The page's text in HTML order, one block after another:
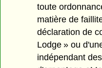
toute
matière de
déclaration de
Lodge » ou
indépendant